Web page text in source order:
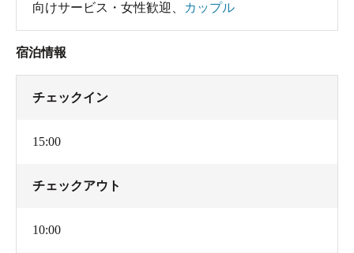
向けサービス・女性歓迎
カップル
宿泊情報
チェックイン
15:00
チェックアウト
10:00